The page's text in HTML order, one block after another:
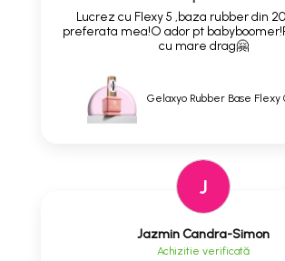
Lucrez cu Flexy 5 ,baza rubber din
preferata mea!O ador pt
cu mare drag🤗
Gelaxyo Rubber Base Flexy
J
Jazmin Candra-Simon
Achizitie verificată